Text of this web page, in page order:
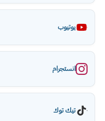
يوتيوب
انستجرام
تيك توك